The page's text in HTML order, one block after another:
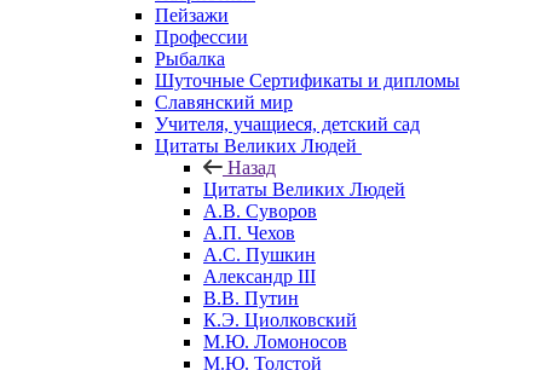
Пейзажи
Профессии
Рыбалка
Шуточные Сертификаты и дипломы
Славянский мир
Учителя, учащиеся, детский сад
Цитаты Великих Людей
Назад
Цитаты Великих Людей
А.В. Суворов
А.П. Чехов
А.С. Пушкин
Александр III
В.В. Путин
К.Э. Циолковский
М.Ю. Ломоносов
М.Ю. Толстой